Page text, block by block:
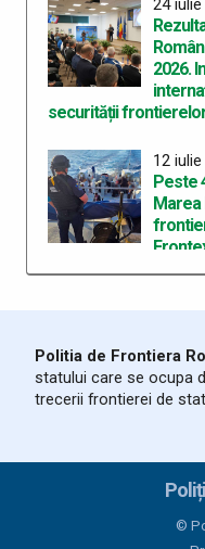
24
2026.
securității
12
Peste
Marea
din
Politia de Frontiera
statului care se ocupa
trecerii frontierei de stat
©